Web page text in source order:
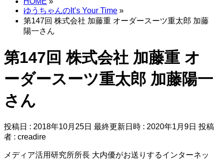
ゆうちゃんのIt’s Your Time »
第147回 株式会社 加藤重 オーダースーツ重太郎 加藤
陽一さん
第147回 株式会社 加藤重 オ
ーダースーツ重太郎 加藤陽一
さん
投稿日 : 2018年10月25日 最終更新日時 : 2020年1月9日 投稿
者 : creadire
メディア活用研究所所長 大内優がお送りするインターネッ